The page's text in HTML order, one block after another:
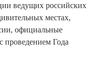
ведущих российских
местах,
официальные
проведением Года